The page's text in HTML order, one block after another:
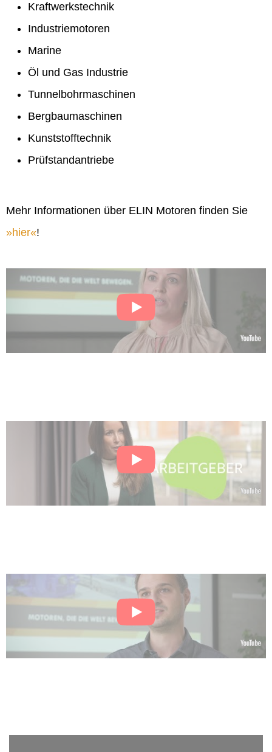
Kraftwerkstechnik
Industriemotoren
Marine
Öl und Gas Industrie
Tunnelbohrmaschinen
Bergbaumaschinen
Kunststofftechnik
Prüfstandantriebe
Mehr Informationen über ELIN Motoren finden Sie
hier !